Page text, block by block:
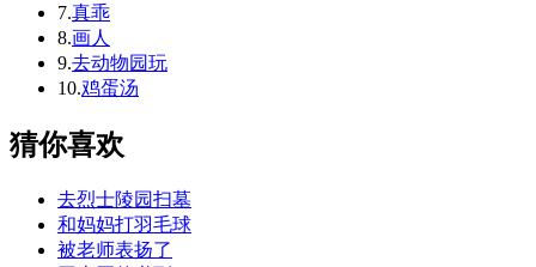
7.真乖
8.画人
9.去动物园玩
10.鸡蛋汤
猜你喜欢
去烈士陵园扫墓
和妈妈打羽毛球
被老师表扬了